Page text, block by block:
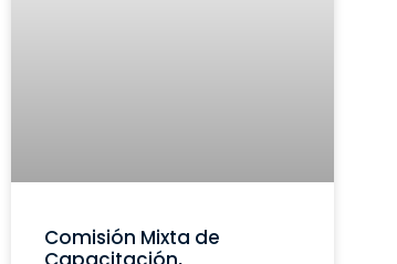
Comisión Mixta de